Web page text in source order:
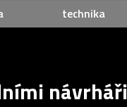
technika
návrháři